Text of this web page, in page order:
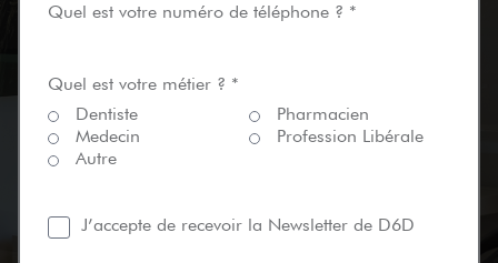
Quel est votre numéro de téléphone ? *
Quel est votre métier ? *
Dentiste
Pharmacien
Medecin
Profession Libérale
Autre
J’accepte de recevoir la Newsletter de D6D